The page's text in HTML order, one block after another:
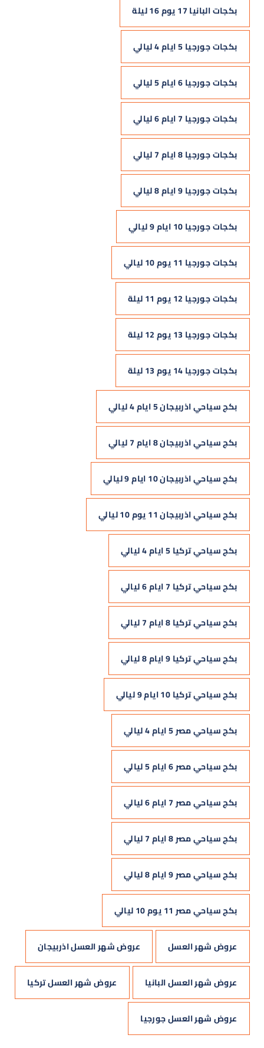
بكجات البانيا 17 يوم 16 ليلة
بكجات جورجيا 5 ايام 4 ليالي
بكجات جورجيا 6 ايام 5 ليالي
بكجات جورجيا 7 ايام 6 ليالي
بكجات جورجيا 8 ايام 7 ليالي
بكجات جورجيا 9 ايام 8 ليالي
بكجات جورجيا 10 ايام 9 ليالي
بكجات جورجيا 11 يوم 10 ليالي
بكجات جورجيا 12 يوم 11 ليلة
بكجات جورجيا 13 يوم 12 ليلة
بكجات جورجيا 14 يوم 13 ليلة
بكج سياحي اذربيجان 5 ايام 4 ليالي
بكج سياحي اذربيجان 8 ايام 7 ليالي
بكج سياحي اذربيجان 10 ايام 9 ليالي
بكج سياحي اذربيجان 11 يوم 10 ليالي
بكج سياحي تركيا 5 ايام 4 ليالي
بكج سياحي تركيا 7 ايام 6 ليالي
بكج سياحي تركيا 8 ايام 7 ليالي
بكج سياحي تركيا 9 ايام 8 ليالي
بكج سياحي تركيا 10 ايام 9 ليالي
بكج سياحي مصر 5 ايام 4 ليالي
بكج سياحي مصر 6 ايام 5 ليالي
بكج سياحي مصر 7 ايام 6 ليالي
بكج سياحي مصر 8 ايام 7 ليالي
بكج سياحي مصر 9 ايام 8 ليالي
بكج سياحي مصر 11 يوم 10 ليالي
عروض شهر العسل عروض شهر العسل اذربيجان
عروض شهر العسل البانيا عروض شهر العسل تركيا
عروض شهر العسل جورجيا